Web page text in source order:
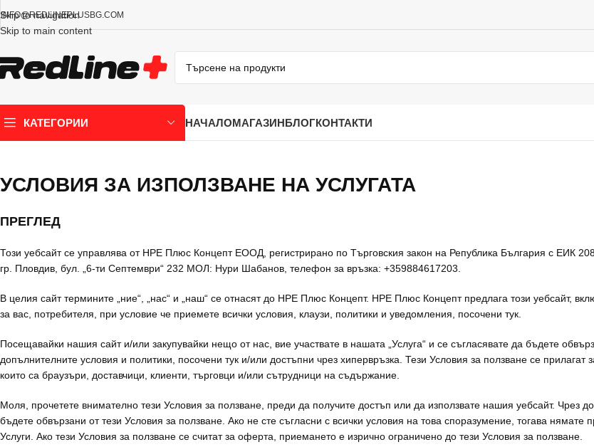
Skip to navigation
Skip to main content
INFO@REDLINEPLUSBG.COM
КАТЕГОРИИ НАЧАЛОМАГАЗИНБЛОГКОНТАКТИ
УСЛОВИЯ ЗА ИЗПОЛЗВАНЕ НА УСЛУГАТА
ПРЕГЛЕД
Този уебсайт се управлява от НРЕ Плюс Концепт ЕООД, регистрирано по Търговския закон на Република България с ЕИК
гр. Пловдив, бул. „6-ти Септември“ 232 МОЛ: Нури Шабанов, телефон за връзка: +359884617203.
В целия сайт термините „ние“, „нас“ и „наш“ се отнасят до НРЕ Плюс Концепт. НРЕ Плюс Концепт предлага този уебсайт,
за вас, потребителя, при условие че приемете всички условия, клаузи, политики и уведомления, посочени тук.
Посещавайки нашия сайт и/или закупувайки нещо от нас, вие участвате в нашата „Услуга“ и се съгласявате да бъдете
допълнителните условия и политики, посочени тук и/или достъпни чрез хипервръзка. Тези Условия за ползване се
които са браузъри, доставчици, клиенти, търговци и/или сътрудници на съдържание.
Моля, прочетете внимателно тези Условия за ползване, преди да получите достъп или да използвате нашия уебсайт. Чрез
бъдете обвързани от тези Условия за ползване. Ако не сте съгласни с всички условия на това споразумение, тогава
Услуги. Ако тези Условия за ползване се считат за оферта, приемането е изрично ограничено до тези Условия за ползване.